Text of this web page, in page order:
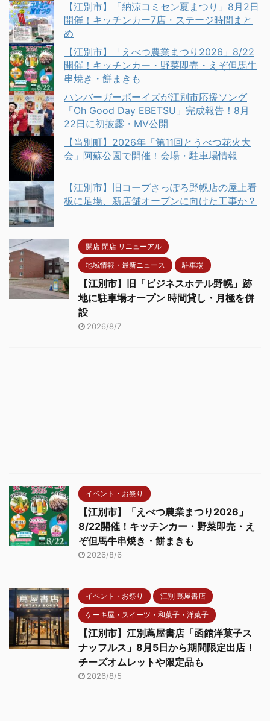
【江別市】「納涼コミセン夏まつり」8月2日
開催！キッチンカー7店・ステージ時間まと
め
【江別市】「えべつ農業まつり2026」8/22
開催！キッチンカー・野菜即売・えぞ但馬牛
串焼き・餅まきも
ハンバーガーボーイズが江別市応援ソング
「Oh Good Day EBETSU」完成報告！8月
22日に初披露・MV公開
【当別町】2026年「第11回とうべつ花火大
会」阿蘇公園で開催！会場・駐車場情報
【江別市】旧コープさっぽろ野幌店の屋上看
板に足場、新店舗オープンに向けた工事か？
開店 閉店 リニューアル
地域情報・最新ニュース 駐車場
【江別市】旧「ビジネスホテル野幌」跡
地に駐車場オープン 時間貸し・月極を併
設
2026/8/7
イベント・お祭り
【江別市】「えべつ農業まつり2026」
8/22開催！キッチンカー・野菜即売・え
ぞ但馬牛串焼き・餅まきも
2026/8/6
イベント・お祭り 江別 蔦屋書店
ケーキ屋・スイーツ・和菓子・洋菓子
【江別市】江別蔦屋書店「函館洋菓子ス
ナッフルス」8月5日から期間限定出店！
チーズオムレットや限定品も
2026/8/5